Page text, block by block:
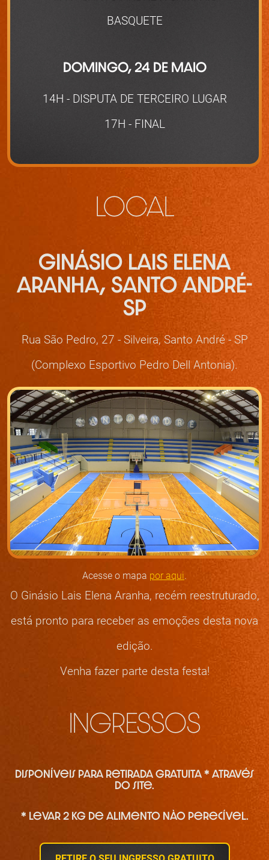
BASQUETE
DOMINGO, 24 DE MAIO
14H - DISPUTA DE TERCEIRO LUGAR
17H - FINAL
LOCAL
GINÁSIO LAIS ELENA
ARANHA, SANTO ANDRÉ-
SP
Rua São Pedro, 27 - Silveira, Santo André - SP
(Complexo Esportivo Pedro Dell Antonia).
Acesse o mapa por aqui.
O Ginásio Lais Elena Aranha, recém reestruturado,
está pronto para receber as emoções desta nova
edição.
Venha fazer parte desta festa!
INGRESSOS
Disponíveis para retirada gratuita * através
do site.
* Levar 2 kg de alimento nào perecível.